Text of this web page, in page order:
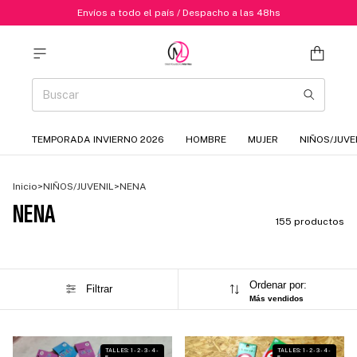
Envíos a todo el país / Despacho a las 48hs
TEMPORADA INVIERNO 2026 HOMBRE MUJER NIÑOS/
Inicio>NIÑOS/JUVENIL>NENA
NENA 155 productos
Filtrar Ordenar por:
Más vendidos
1/10
TALLES: 1 - 2 - 3 - 4 -
1/6
TALLES: 1 - 2 - 3 - 4 -